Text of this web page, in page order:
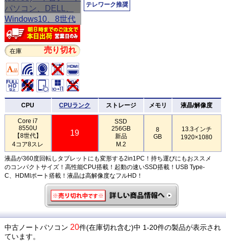
在庫 売り切れ
テレワーク推奨
CPU CPUランク ストレージ メモリ 液晶/解像度
Core i7
8550U
【8世代】
4コア8スレ
19
SSD
256GB
新品
M.2
8
GB
13.3インチ
1920×1080
液晶が360度回転しタブレットにも変形する2in1PC！持ち運びにもおススメ
のコンパクトサイズ！高性能CPU搭載！起動の速いSSD搭載！USB Type-
C、HDMIポート搭載！液晶は高解像度なフルHD！
中古ノートパソコン 20件(在庫切れ含む)中 1-20件の製品が表示され
ています。